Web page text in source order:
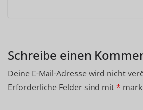
Schreibe einen
Deine E-Mail-Adresse wird nicht
Erforderliche Felder sind mit*